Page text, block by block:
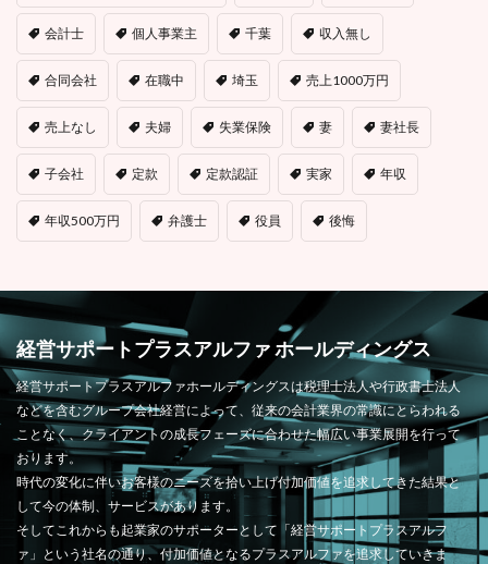
会計士 個人事業主 千葉 収入無し
合同会社 在職中 埼玉 売上1000万円
売上なし 夫婦 失業保険 妻 妻社長
子会社 定款 定款認証 実家 年収
年収500万円 弁護士 役員 後悔
経営サポートプラスアルファ ホールディングス
経営サポートプラスアルファホールディングスは税理士法人や行政書士法人
などを含むグループ会社経営によって、従来の会計業界の常識にとらわれる
ことなく、クライアントの成長フェーズに合わせた幅広い事業展開を行って
おります。
時代の変化に伴いお客様のニーズを拾い上げ付加価値を追求してきた結果と
して今の体制、サービスがあります。
そしてこれからも起業家のサポーターとして「経営サポートプラスアルフ
ァ」という社名の通り、付加価値となるプラスアルファを追求していきま